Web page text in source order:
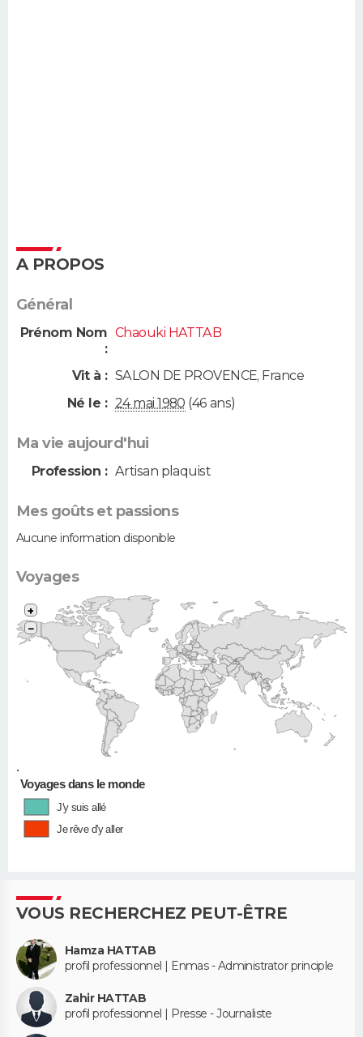
A PROPOS
Général
Prénom Nom
:
Chaouki HATTAB
Vit à : SALON DE PROVENCE, France
Né le : 24 mai 1980 (46 ans)
Ma vie aujourd'hui
Profession : Artisan plaquist
Mes goûts et passions
Aucune information disponible
Voyages
•
+
−
Voyages dans le monde
J'y suis allé
Je rêve d'y aller
VOUS RECHERCHEZ PEUT-ÊTRE
Hamza HATTAB
profil professionnel | Enmas - Administrator principle
Zahir HATTAB
profil professionnel | Presse - Journaliste